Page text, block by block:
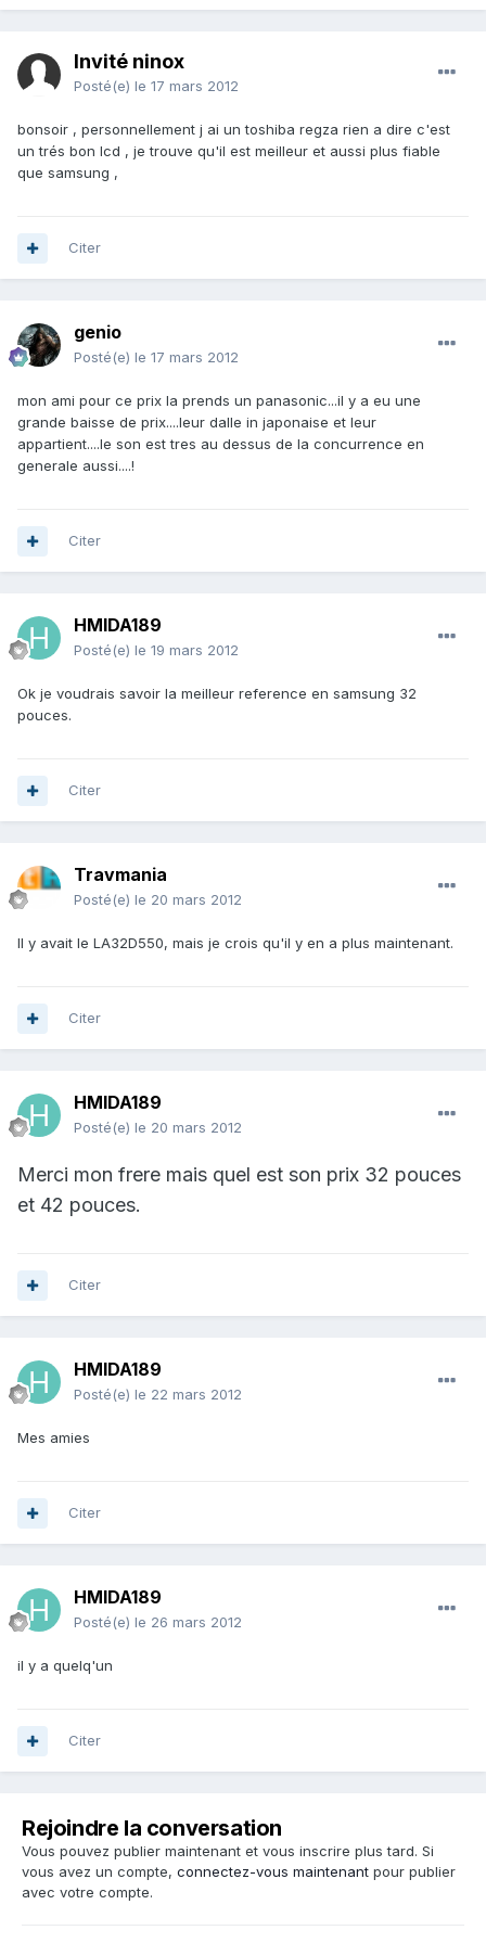
Invité ninox
Posté(e) le 17 mars 2012
bonsoir , personnellement j ai un toshiba regza rien a dire c'est
un trés bon lcd , je trouve qu'il est meilleur et aussi plus fiable
que samsung ,
Citer
genio
Posté(e) le 17 mars 2012
mon ami pour ce prix la prends un panasonic...il y a eu une
grande baisse de prix....leur dalle in japonaise et leur
appartient....le son est tres au dessus de la concurrence en
generale aussi....!
Citer
HMIDA189
Posté(e) le 19 mars 2012
Ok je voudrais savoir la meilleur reference en samsung 32
pouces.
Citer
Travmania
Posté(e) le 20 mars 2012
Il y avait le LA32D550, mais je crois qu'il y en a plus maintenant.
Citer
HMIDA189
Posté(e) le 20 mars 2012
Merci mon frere mais quel est son prix 32 pouces
et 42 pouces.
Citer
HMIDA189
Posté(e) le 22 mars 2012
Mes amies
Citer
HMIDA189
Posté(e) le 26 mars 2012
il y a quelq'un
Citer
Rejoindre la conversation
Vous pouvez publier maintenant et vous inscrire plus tard. Si
vous avez un compte, connectez-vous maintenant pour publier
avec votre compte.